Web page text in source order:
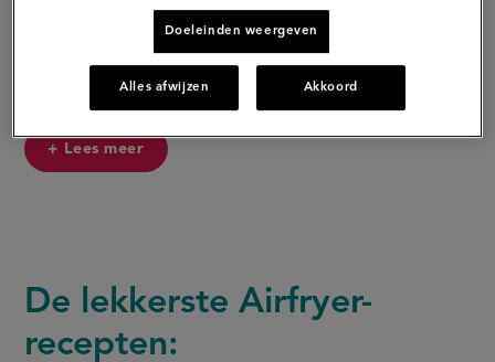
gebakken lucht. Daarom hieronder de lekkerste (en
behoorlijk gezonde) Airfryer-recepten.
+ Lees meer
De lekkerste Airfryer-
recepten:
Doeleinden weergeven
Alles afwijzen Akkoord